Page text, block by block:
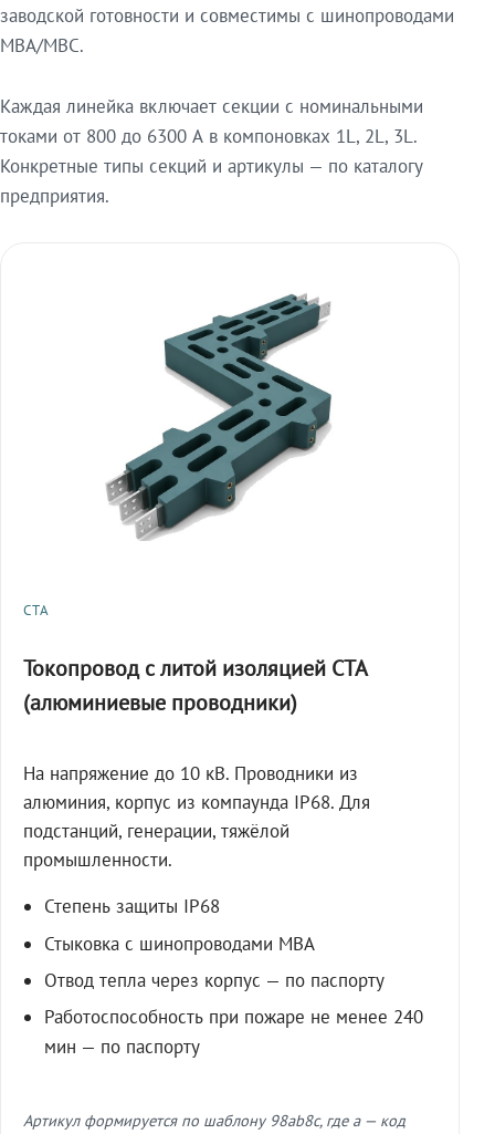
заводской готовности и совместимы с шинопроводами
МВА/МВС.
Каждая линейка включает секции с номинальными
токами от 800 до 6300 А в компоновках 1L, 2L, 3L.
Конкретные типы секций и артикулы — по каталогу
предприятия.
СТА
Токопровод с литой изоляцией СТА
(алюминиевые проводники)
На напряжение до 10 кВ. Проводники из
алюминия, корпус из компаунда IP68. Для
подстанций, генерации, тяжёлой
промышленности.
Степень защиты IP68
Стыковка с шинопроводами МВА
Отвод тепла через корпус — по паспорту
Работоспособность при пожаре не менее 240
мин — по паспорту
Артикул формируется по шаблону 98ab8c, где a — код